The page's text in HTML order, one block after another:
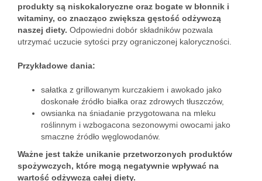
produkty są niskokaloryczne oraz bogate w błonnik i
witaminy, co znacząco zwiększa gęstość odżywczą
naszej diety. Odpowiedni dobór składników pozwala
utrzymać uczucie sytości przy ograniczonej kaloryczności.
Przykładowe dania:
sałatka z grillowanym kurczakiem i awokado jako
doskonałe źródło białka oraz zdrowych tłuszczów,
owsianka na śniadanie przygotowana na mleku
roślinnym i wzbogacona sezonowymi owocami jako
smaczne źródło węglowodanów.
Ważne jest także unikanie przetworzonych produktów
spożywczych, które mogą negatywnie wpływać na
wartość odżywczą całej diety.